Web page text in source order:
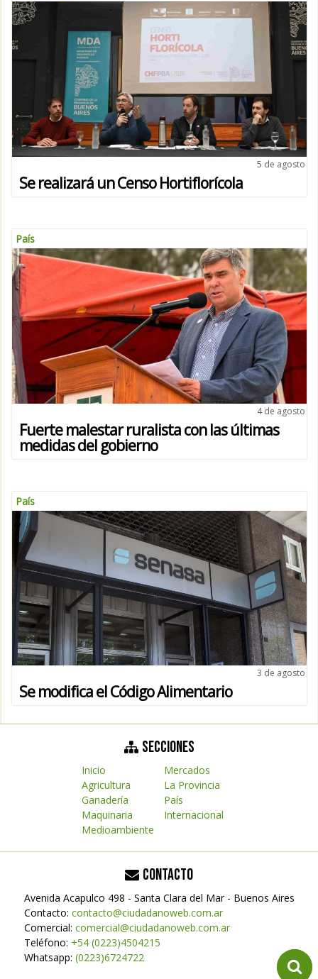
5 de agosto
Se realizará un Censo Hortiflorícola
País
4 de agosto
Fuerte malestar ruralista con las últimas
medidas del gobierno
País
3 de agosto
Se modifica el Código Alimentario
SECCIONES
Inicio
Agricultura
Ganadería
Maquinaria
Medioambiente
Mercados
La Provincia
País
Internacional
CONTACTO
Avenida Acapulco 498 - Santa Clara del Mar - Buenos Aires
Contacto: contacto@ciudadanoweb.com.ar
Comercial: comercial@ciudadanoweb.com.ar
Teléfono: +54 (0223)4504215
Whatsapp: (0223)6724722